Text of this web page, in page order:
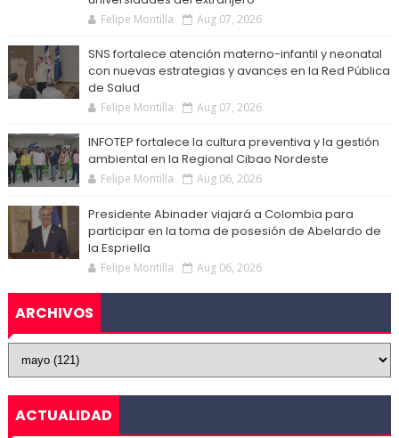
Felipe Montilla Aug 07, 2026
SNS fortalece atención materno-infantil y neonatal
con nuevas estrategias y avances en la Red Pública
de Salud
Felipe Montilla Aug 07, 2026
INFOTEP fortalece la cultura preventiva y la gestión
ambiental en la Regional Cibao Nordeste
Felipe Montilla Aug 06, 2026
Presidente Abinader viajará a Colombia para
participar en la toma de posesión de Abelardo de
la Espriella
Felipe Montilla Aug 06, 2026
ARCHIVOS
ACTUALIDAD